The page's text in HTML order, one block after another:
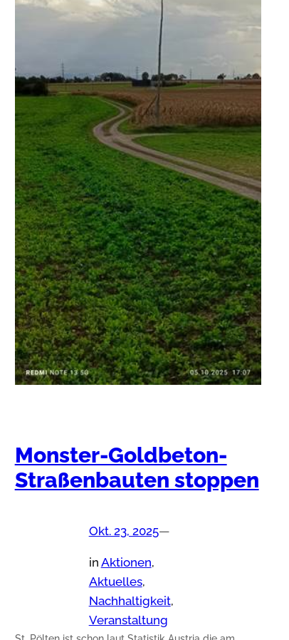
Monster-Goldbeton-
Straßenbauten stoppen
Okt. 23, 2025—
in Aktionen
Aktuelles
Nachhaltigkeit
Veranstaltung